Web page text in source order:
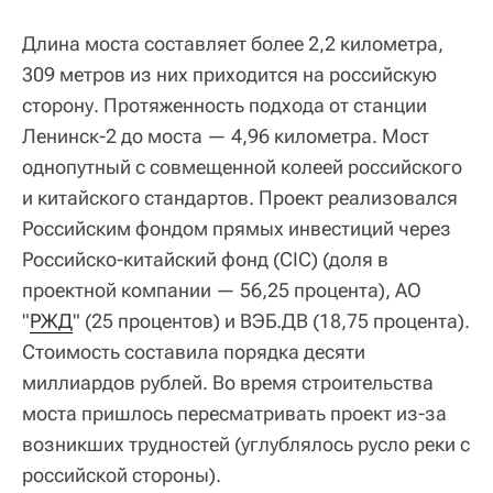
Длина моста составляет более 2,2 километра,
309 метров из них приходится на российскую
сторону. Протяженность подхода от станции
Ленинск-2 до моста — 4,96 километра. Мост
однопутный с совмещенной колеей российского
и китайского стандартов. Проект реализовался
Российским фондом прямых инвестиций через
Российско-китайский фонд (CIC) (доля в
проектной компании — 56,25 процента), АО
"РЖД" (25 процентов) и ВЭБ.ДВ (18,75 процента).
Стоимость составила порядка десяти
миллиардов рублей. Во время строительства
моста пришлось пересматривать проект из-за
возникших трудностей (углублялось русло реки с
российской стороны).